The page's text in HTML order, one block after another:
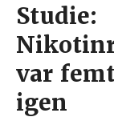
Studie:
var
igen